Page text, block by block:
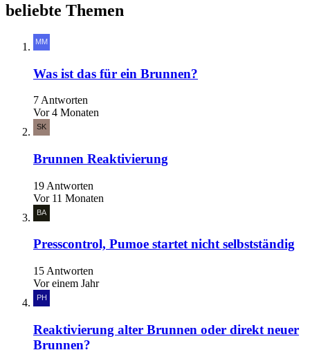
beliebte Themen
Was ist das für ein Brunnen?
7 Antworten
Vor 4 Monaten
Brunnen Reaktivierung
19 Antworten
Vor 11 Monaten
Presscontrol, Pumoe startet nicht selbstständig
15 Antworten
Vor einem Jahr
Reaktivierung alter Brunnen oder direkt neuer
Brunnen?